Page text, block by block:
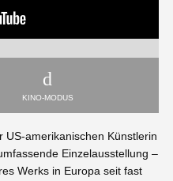
KINO-MODUS
US-amerikanischen Künstlerin
Einzelausstellung –
Werks in Europa seit fast